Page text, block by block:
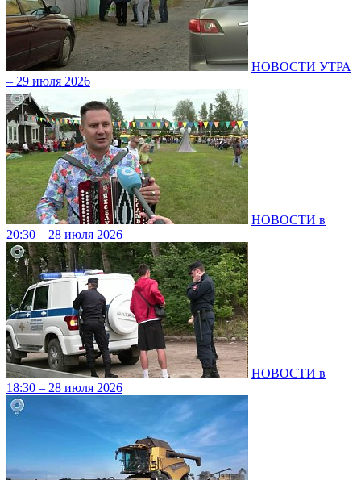
НОВОСТИ УТРА
– 29 июля 2026
НОВОСТИ в
20:30 – 28 июля 2026
НОВОСТИ в
18:30 – 28 июля 2026